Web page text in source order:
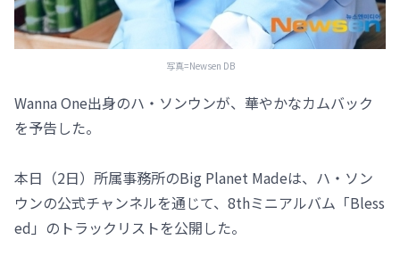
写真=Newsen DB
Wanna One出身のハ・ソンウンが、華やかなカムバック
を予告した。
本日（2日）所属事務所のBig Planet Madeは、ハ・ソン
ウンの公式チャンネルを通じて、8thミニアルバム「Bless
ed」のトラックリストを公開した。